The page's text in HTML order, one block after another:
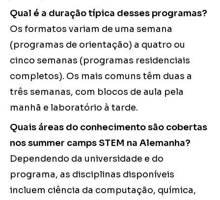
Qual é a duração típica desses programas?
Os formatos variam de uma semana
(programas de orientação) a quatro ou
cinco semanas (programas residenciais
completos). Os mais comuns têm duas a
três semanas, com blocos de aula pela
manhã e laboratório à tarde.
Quais áreas do conhecimento são cobertas
nos summer camps STEM na Alemanha?
Dependendo da universidade e do
programa, as disciplinas disponíveis
incluem ciência da computação, química,